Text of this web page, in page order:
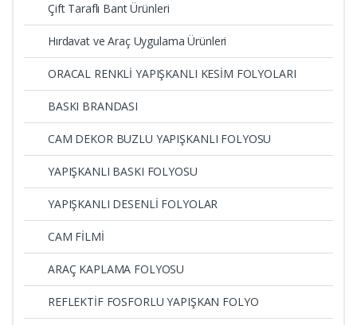
Çift Taraflı Bant Ürünleri
Hırdavat ve Araç Uygulama Ürünleri
ORACAL RENKLİ YAPIŞKANLI KESİM FOLYOLARI
BASKI BRANDASI
CAM DEKOR BUZLU YAPIŞKANLI FOLYOSU
YAPIŞKANLI BASKI FOLYOSU
YAPIŞKANLI DESENLİ FOLYOLAR
CAM FİLMİ
ARAÇ KAPLAMA FOLYOSU
REFLEKTİF FOSFORLU YAPIŞKAN FOLYO